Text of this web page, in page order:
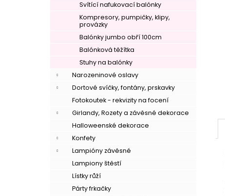
Svítící nafukovací balónky
Kompresory, pumpičky, klipy,
provázky
Balónky jumbo obří 100cm
Balónková těžítka
Stuhy na balónky
Narozeninové oslavy
Dortové svíčky, fontány, prskavky
Fotokoutek - rekvizity na focení
Girlandy, Rozety a závěsné dekorace
Halloweenské dekorace
Konfety
Lampióny závěsné
Lampiony štěstí
Lístky růží
Párty frkačky